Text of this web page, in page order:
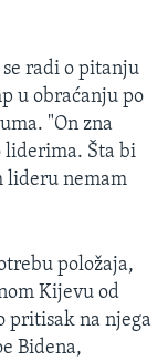
se radi o pitanju
u obraćanju po
"On zna
liderima. Šta bi
lideru nemam
položaja,
Kijevu od
pritisak na njega
Bidena,